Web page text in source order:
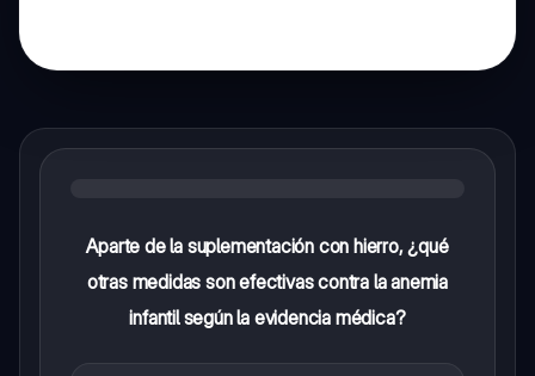
Aparte de la suplementación con hierro, ¿qué
otras medidas son efectivas contra la anemia
infantil según la evidencia médica?